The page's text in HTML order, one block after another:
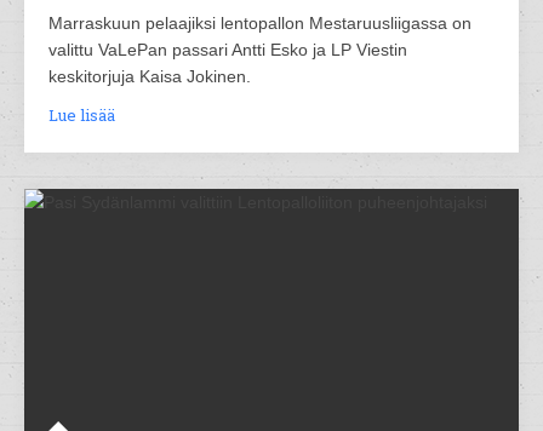
Marraskuun pelaajiksi lentopallon Mestaruusliigassa on
valittu VaLePan passari Antti Esko ja LP Viestin
keskitorjuja Kaisa Jokinen.
Lue lisää